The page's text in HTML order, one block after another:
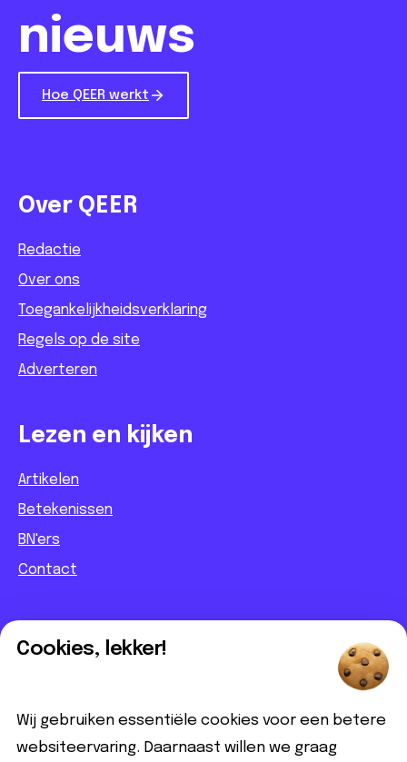
nieuws
Hoe QEER werkt
Over QEER
Redactie
Over ons
Toegankelijkheidsverklaring
Regels op de site
Adverteren
Lezen en kijken
Artikelen
Betekenissen
BN'ers
Contact
Informatief
Partnerbijdrage
Disclaimer
Cookies, lekker!
Wij gebruiken essentiële cookies voor een betere
websiteervaring. Daarnaast willen we graag